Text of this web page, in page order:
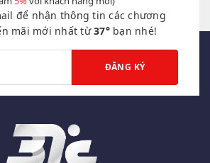
để nhận thông tin các chương
mãi mới nhất từ37°bạn nhé!